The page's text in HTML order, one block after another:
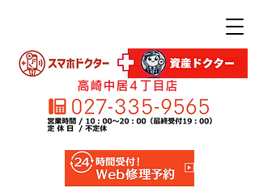
高崎中居4丁目店